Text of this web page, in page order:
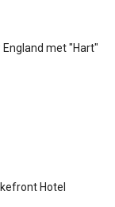
England met "Hart"
Hotel